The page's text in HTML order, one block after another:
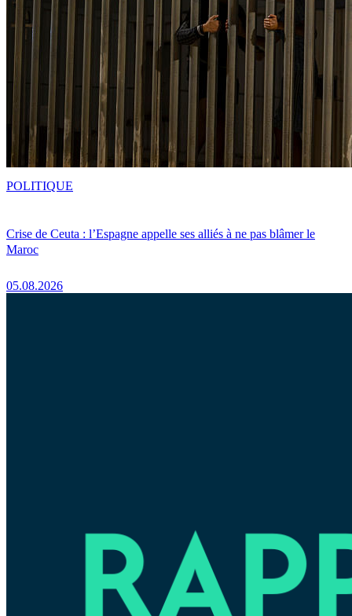
Crise de Ceuta : l’Espagne appelle ses alliés à ne pas blâmer le
Maroc
05.08.2026
POLITIQUE